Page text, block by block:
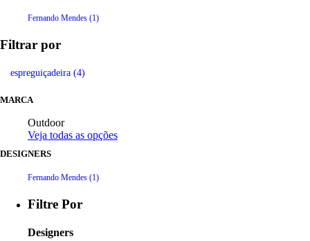
Fernando Mendes (1)
Filtrar por
espreguiçadeira (4)
MARCA
Outdoor
Veja todas as opções
DESIGNERS
Fernando Mendes (1)
Filtre Por
Designers